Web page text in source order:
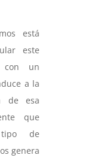
está
este
con un
a la
de esa
que
de
genera